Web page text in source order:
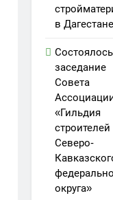
в Дагестане
Состоялось
заседание
Совета
«Гильдия
строителей
Северо-
округа»